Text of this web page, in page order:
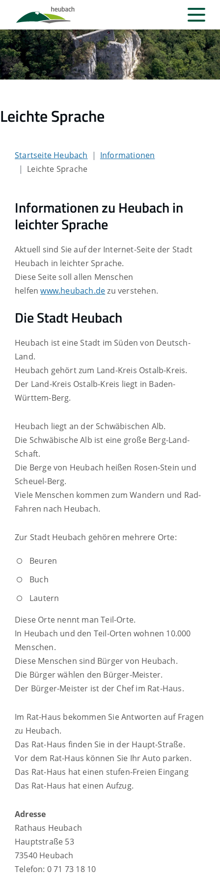
Leichte Sprache
Startseite Heubach
Informationen
Leichte Sprache
Informationen zu Heubach in
leichter Sprache
Aktuell sind Sie auf der Internet-Seite der Stadt
Heubach in leichter Sprache.
Diese Seite soll allen Menschen
helfenwww.heubach.dezu verstehen.
Die Stadt Heubach
Heubach ist eine Stadt im Süden von Deutsch-
Land.
Heubach gehört zum Land-Kreis Ostalb-Kreis.
Der Land-Kreis Ostalb-Kreis liegt in Baden-
Württem-Berg.
Heubach liegt an der Schwäbischen Alb.
Die Schwäbische Alb ist eine große Berg-Land-
Schaft.
Die Berge von Heubach heißen Rosen-Stein und
Scheuel-Berg.
Viele Menschen kommen zum Wandern und Rad-
Fahren nach Heubach.
Zur Stadt Heubach gehören mehrere Orte:
Beuren
Buch
Lautern
Diese Orte nennt man Teil-Orte.
In Heubach und den Teil-Orten wohnen 10.000
Menschen.
Diese Menschen sind Bürger von Heubach.
Die Bürger wählen den Bürger-Meister.
Der Bürger-Meister ist der Chef im Rat-Haus.
Im Rat-Haus bekommen Sie Antworten auf Fragen
zu Heubach.
Das Rat-Haus finden Sie in der Haupt-Straße.
Vor dem Rat-Haus können Sie Ihr Auto parken.
Das Rat-Haus hat einen stufen-Freien Eingang
Das Rat-Haus hat einen Aufzug.
Adresse
Rathaus Heubach
Hauptstraße 53
73540 Heubach
Telefon: 0 71 73 18 10